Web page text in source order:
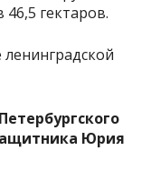
гектаров.
Юрия